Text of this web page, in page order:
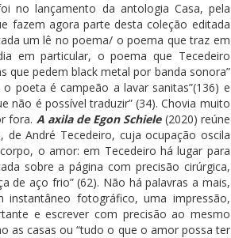
no lançamento da antologia Casa, pela
fazem agora parte desta coleção editada
um lê no poema/ o poema que traz em
em particular, o poema que Tecedeiro
que pedem black metal por banda sonora”
poeta é campeão a lavar sanitas”(136) e
não é possível traduzir” (34). Chovia muito
fora. A axila de Egon Schiele (2020) reúne
André Tecedeiro, cuja ocupação oscila
o amor: em Tecedeiro há lugar para
sobre a página com precisão cirúrgica,
de aço frio” (62). Não há palavras a mais,
fotográfico, uma impressão,
e escrever com precisão ao mesmo
as casas ou “tudo o que o amor possa ter